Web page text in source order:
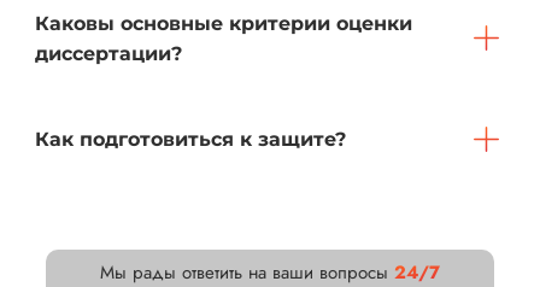
Каковы основные критерии оценки
диссертации?
Как подготовиться к защите?
Мы рады ответить на ваши вопросы 24/7